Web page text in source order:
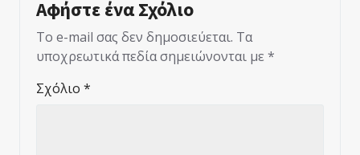
Αφήστε ένα Σχόλιο
Το e-mail σας δεν δημοσιεύεται. Τα
υποχρεωτικά πεδία σημειώνονται με *
Σχόλιο *